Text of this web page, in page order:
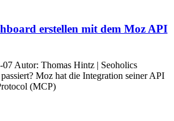
erstellen mit dem Moz API
Autor: Thomas Hintz | Seoholics
Moz hat die Integration seiner API
(MCP)